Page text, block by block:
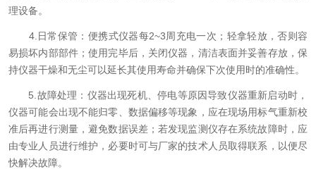
理设备。
4.日常保管：便携式仪器每2~3周充电一次；轻拿轻放，否则容
易损坏内部部件；使用完毕后，关闭仪器，清洁表面并妥善存放，保
持仪器干燥和无尘可以延长其使用寿命并确保下次使用时的准确性。
5.故障处理：仪器出现死机、停电等原因导致仪器重新启动时，
仪器可能会出现不能归零、数据偏移等现象，应在现场用标气重新校
准后再进行测量，避免数据误差；若发现监测仪存在系统故障时，应
由专业人员进行维护，必要时可与厂家的技术人员取得联系，以便尽
快解决故障。